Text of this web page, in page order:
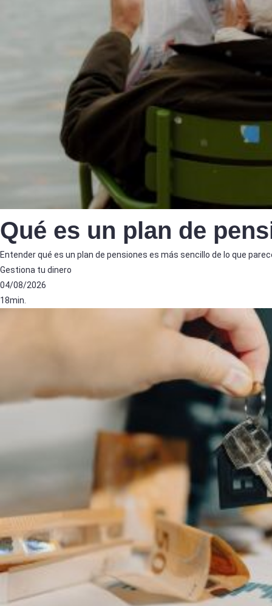
Qué es un plan de
Entender qué es un plan de pensiones es más sencillo de lo que
Gestiona tu dinero
04/08/2026
18min.